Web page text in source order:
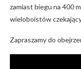
zamiast biegu na 400
wieloboistów
Zapraszamy do